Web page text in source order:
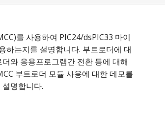
를 사용하여 PIC24/dsPIC33 마이
하는지를 설명합니다. 부트로더에 대
와 응용프로그램간 전환 등에 대해
부트로더 모듈 사용에 대한 데모를
명합니다.